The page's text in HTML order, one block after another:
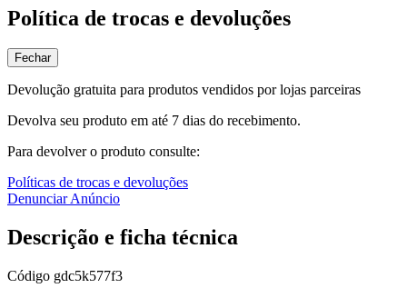
Política de trocas e devoluções
Fechar
Devolução gratuita para produtos vendidos por lojas parceiras
Devolva seu produto em até 7 dias do recebimento.
Para devolver o produto consulte:
Políticas de trocas e devoluções
Denunciar Anúncio
Descrição e ficha técnica
Código gdc5k577f3